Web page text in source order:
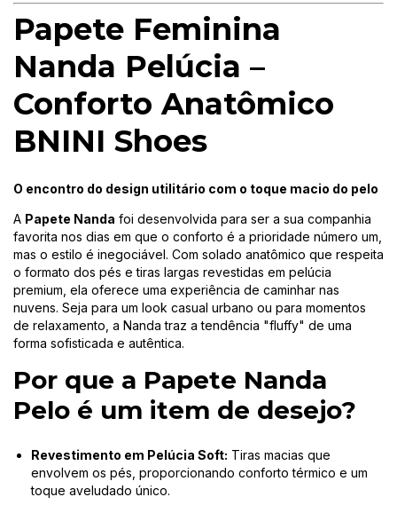
Papete Feminina
Nanda Pelúcia –
Conforto Anatômico
BNINI Shoes
O encontro do design utilitário com o toque macio do pelo
A Papete Nanda foi desenvolvida para ser a sua companhia
favorita nos dias em que o conforto é a prioridade número um,
mas o estilo é inegociável. Com solado anatômico que respeita
o formato dos pés e tiras largas revestidas em pelúcia
premium, ela oferece uma experiência de caminhar nas
nuvens. Seja para um look casual urbano ou para momentos
de relaxamento, a Nanda traz a tendência "fluffy" de uma
forma sofisticada e autêntica.
Por que a Papete Nanda
Pelo é um item de desejo?
Revestimento em Pelúcia Soft: Tiras macias que
envolvem os pés, proporcionando conforto térmico e um
toque aveludado único.